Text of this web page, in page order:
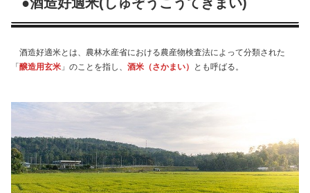
酒造好適米とは、農林水産省における農産物検査法によって分類された
「醸造用玄米 」のことを指し、 酒米（さかまい） とも呼ばる。